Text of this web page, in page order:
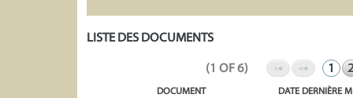
LISTE DES DOCUMENTS
(1 OF 6) 1
DOCUMENT DATE DERNIÈRE